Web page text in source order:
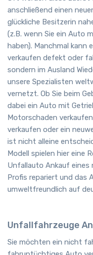
anschließend einen
glückliche Besitzerin
(z.B. wenn Sie ein Auto
haben). Manchmal kann
verkaufen defekt oder
sondern im Ausland
unsere Spezialisten
vernetzt. Ob Sie beim
dabei ein Auto mit
Motorschaden
verkaufen oder ein
ist nicht alleine
Modell spielen hier eine
Unfallauto Ankauf eines
Profis repariert und das
umweltfreundlich auf
Unfallfahrzeuge
Sie möchten ein nicht